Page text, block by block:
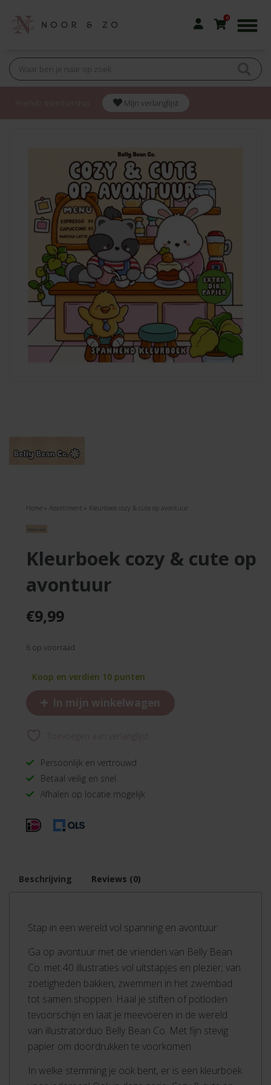
0
Mijn verlanglijst
Home » Assortiment » Kleurboek cozy & cute op avontuur
kleurboek cozy & cute op
avontuur
€9,99
6 op voorraad
Koop en verdien 10 punten
+ In mijn winkelwagen
Persoonlijk en vertrouwd
Betaal veilig en snel
Afhalen op locatie mogelijk
Beschrijving Reviews (0)
Stap in een wereld vol spanning en avontuur
Ga op avontuur met de vrienden van Belly Bean
Co. met 40 illustraties vol uitstapjes en plezier; van
zoetigheden bakken, zwemmen in het zwembad
tot samen shoppen. Haal je stiften of potloden
tevoorschijn en laat je meevoeren in de wereld
van illustratorduo Belly Bean Co. Met fijn stevig
papier om doordrukken te voorkomen.
In welke stemming je ook bent, er is een kleurboek